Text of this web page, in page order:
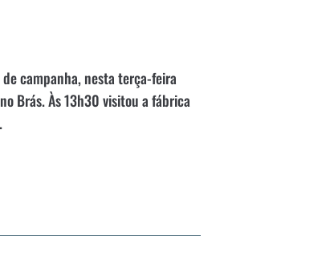
de campanha, nesta terça-feira
Brás. Às 13h30 visitou a fábrica